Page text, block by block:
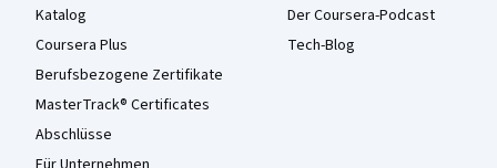
Katalog
Coursera Plus
Berufsbezogene Zertifikate
MasterTrack® Certificates
Abschlüsse
Der Coursera-Podcast
Tech-Blog